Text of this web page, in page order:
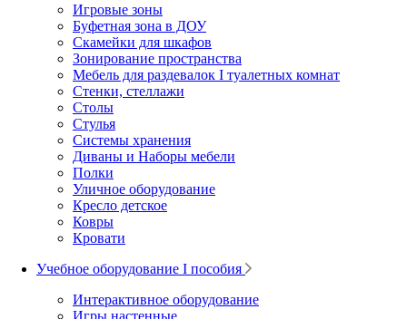
Игровые зоны
Буфетная зона в ДОУ
Скамейки для шкафов
Зонирование пространства
Мебель для раздевалок I туалетных комнат
Стенки, стеллажи
Столы
Стулья
Системы хранения
Диваны и Наборы мебели
Полки
Уличное оборудование
Кресло детское
Ковры
Кровати
Учебное оборудование I пособия
Интерактивное оборудование
Игры настенные